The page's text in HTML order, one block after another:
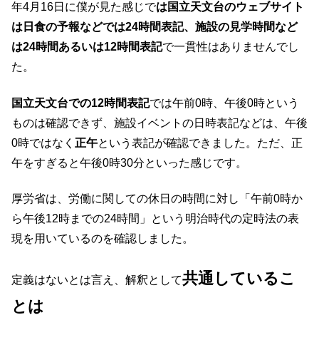
年4月16日に僕が見た感じでは国立天文台のウェブサイト
は日食の予報などでは24時間表記、施設の見学時間など
は24時間あるいは12時間表記で一貫性はありませんでし
た。
国立天文台での12時間表記では午前0時、午後0時という
ものは確認できず、施設イベントの日時表記などは、午後
0時ではなく 正午という表記が確認できました。ただ、正
午をすぎると午後0時30分といった感じです。
厚労省は、労働に関しての休日の時間に対し「午前0時か
ら午後12時までの24時間」という明治時代の定時法の表
現を用いているのを確認しました。
定義はないとは言え、解釈として共通しているこ
とは